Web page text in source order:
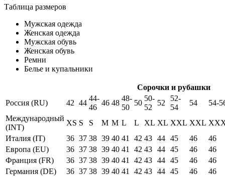
Таблица размеров
Мужская одежда
Женская одежда
Мужская обувь
Женская обувь
Ремни
Белье и купальники
Сорочки и рубашки
Россия (RU)
42 44
44-
46
46 48
48-
50
50
50-
52
52
52-
54
54
54-
Международный
(INT)
XS S S M M L L XL XL XXL XXL
Италия (IT)
36 37 38 39 40 41 42 43 44 45 46
46
Европа (EU)
36 37 38 39 40 41 42 43 44 45 46
46
Франция (FR)
36 37 38 39 40 41 42 43 44 45 46
46
Германия (DE)
36 37 38 39 40 41 42 43 44 45 46
46